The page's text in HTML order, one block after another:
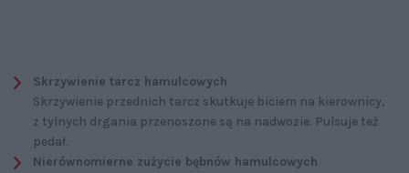
Skrzywienie tarcz hamulcowych
Skrzywienie przednich tarcz skutkuje biciem na kierownicy,
z tylnych drgania przenoszone są na nadwozie. Pulsuje też
pedał.
Nierównomierne zużycie bębnów hamulcowych